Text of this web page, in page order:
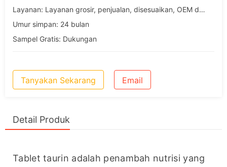
Layanan: Layanan grosir, penjualan, disesuaikan, OEM dan ODM
Umur simpan: 24 bulan
Sampel Gratis: Dukungan
Tanyakan Sekarang Email
Detail Produk
Tablet taurin adalah penambah nutrisi yang